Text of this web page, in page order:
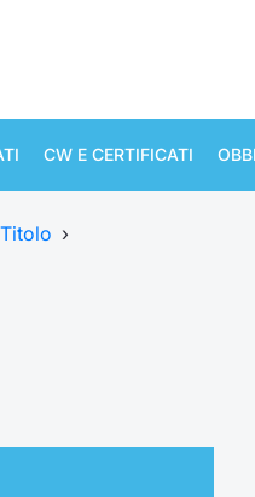
CW E CERTIFICATI
›